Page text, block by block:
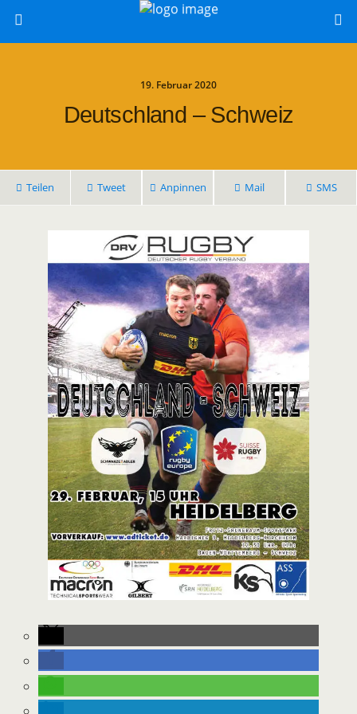
19. Februar 2020
Deutschland – Schweiz
Teilen Tweet Anpinnen Mail SMS